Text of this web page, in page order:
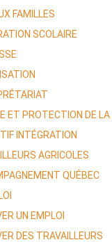
FAMILLES
SCOLAIRE
ET PROTECTION DE
INTÉGRATION
AGRICOLES
QUÉBEC
UN EMPLOI
DES TRAVAILLEURS